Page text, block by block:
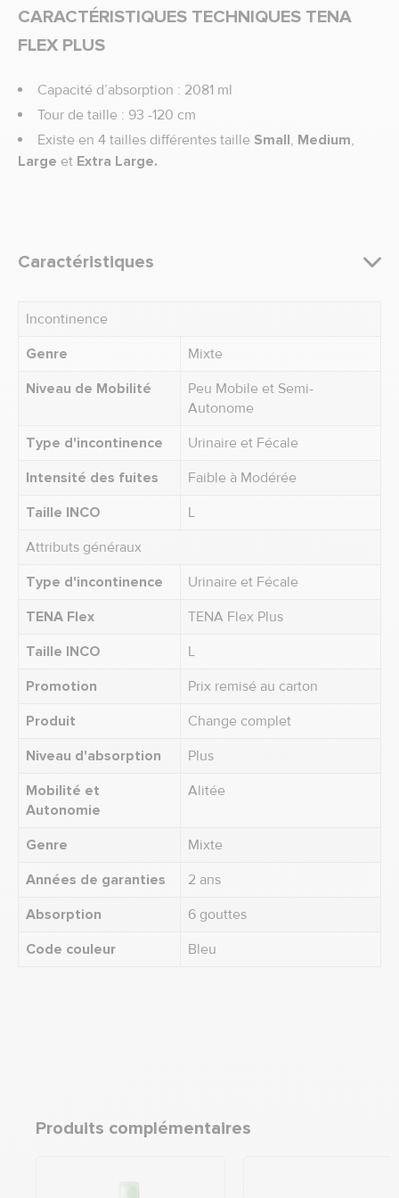
Caractéristiques
Incontinence
Genre
Mixte
Niveau de Mobilité
Peu Mobile et Semi-
Autonome
Type d'incontinence
Urinaire et Fécale
Intensité des fuites
Faible à Modérée
Taille INCO
L
Attributs généraux
Type d'incontinence
Urinaire et Fécale
TENA Flex
TENA Flex Plus
Taille INCO
L
Promotion
Prix remisé au carton
Produit
Change complet
Niveau d'absorption
Plus
Mobilité et
Autonomie
Alitée
Genre
Mixte
Années de garanties
2 ans
Absorption
6 gouttes
Code couleur
Bleu
CARACTÉRISTIQUES TECHNIQUES TENA
FLEX PLUS
Capacité d’absorption : 2081 ml
Tour de taille : 93 -120 cm
Existe en 4 tailles différentes taille Small, Medium,
Large et Extra Large.
Produits complémentaires